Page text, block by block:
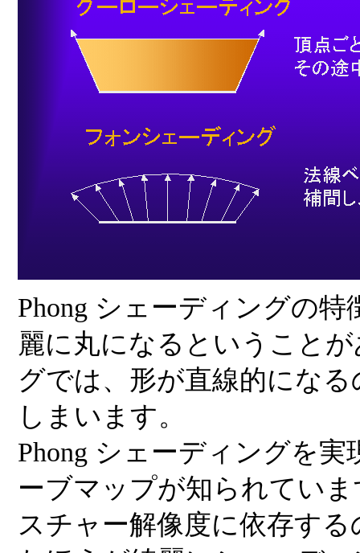
Phong シェーディングの
麗に丸になるということ
グでは、形が直線的にな
しまいます。
Phong シェーディングを
ーブマップが知られてい
スチャー解像度に依存す